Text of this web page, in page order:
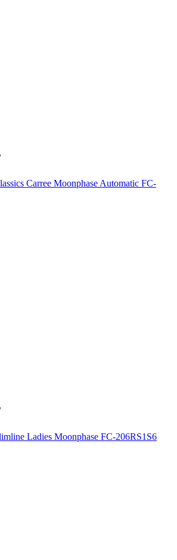
Carree Moonphase Automatic FC-
Ladies Moonphase FC-206RS1S6